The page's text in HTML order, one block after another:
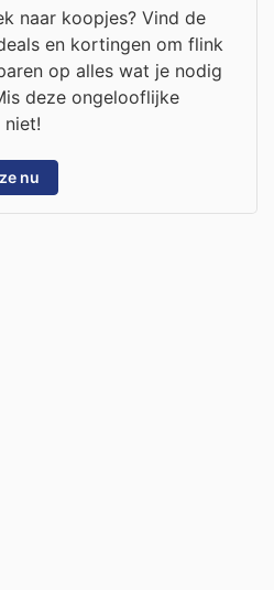
naar koopjes? Vind de
en kortingen om flink
op alles wat je nodig
deze ongelooflijke
niet!
nu